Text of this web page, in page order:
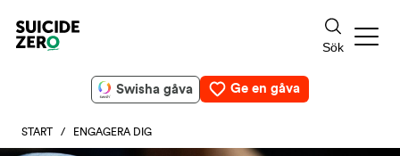
Swisha gåva Ge en gåva
START / ENGAGERA DIG